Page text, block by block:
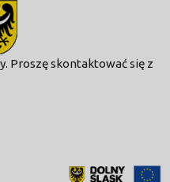
Proszę skontaktować się z
check